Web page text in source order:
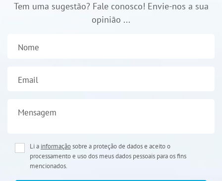
Tem uma sugestão? Fale conosco! Envie-nos a sua
opinião ...
Nome
Email
Mensagem
Li a informaçãosobre a proteção de dados e aceito o
processamento e uso dos meus dados pessoais para os fins
mencionados.